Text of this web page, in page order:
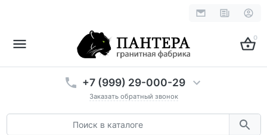
0
+7 (999) 29-000-29
Заказать обратный звонок